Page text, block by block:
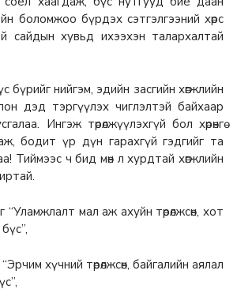
боломжоо бүрдэх сэтгэлгээний хөрс
сайдын хувьд ихээхэн талархалтай
бүрийг нийгэм, эдийн засгийн хөгжлийн
дэд тэргүүлэх чиглэлтэй байхаар
Ингэж төрөлжүүлэхгүй бол хөрөнгө
бодит үр дүн гарахгүй гэдгийг та
Тиймээс ч бид мөн л хурдтай хөгжлийн
мал аж ахуйн төрөлжсөн, хот
хүчний төрөлжсөн, байгалийн аялал